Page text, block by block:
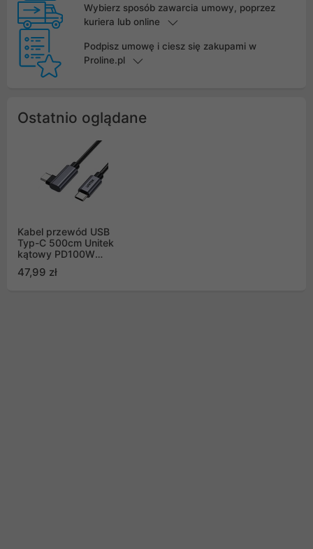
Wybierz sposób zawarcia umowy, poprzez
kuriera lub online
Podpisz umowę i ciesz się zakupami w
Proline.pl
Ostatnio oglądane
Kabel przewód USB
Typ-C 500cm Unitek
kątowy PD100W
47,99 zł